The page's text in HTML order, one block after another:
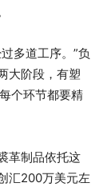
多道工序。”负
大阶段，有塑
个环节都要精
革制品依托这
汇200万美元左